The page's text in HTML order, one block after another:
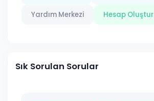
Yardım Merkezi Hesap Oluştur
Sık Sorulan Sorular